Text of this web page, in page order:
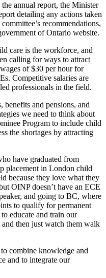
annual report, the Minister
detailing any actions taken
recommendations,
of Ontario website.
care is the workforce, and
calling for ways to attract
of $30 per hour for
Competitive salaries are
professionals in the field.
benefits and pensions, and
we need to think about
Program to include child
the shortages by attracting
have graduated from
placement in London child
because they love what they
OINP doesn’t have an ECE
and going to BC, where
to qualify for permanent
to educate and train our
then just watch them walk
combine knowledge and
and to integrate our